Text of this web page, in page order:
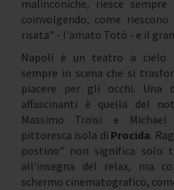
malinconiche, riesce
coinvolgendo, come
risata" - l'amato Totò - e il
Napoli è un teatro a cielo
sempre in scena che si
piacere per gli occhi. Una
affascinanti è quella del
Massimo Troisi e
pittoresca isola di Procida.
postino" non significa solo
all'insegna del relax, ma
schermo cinematografico,